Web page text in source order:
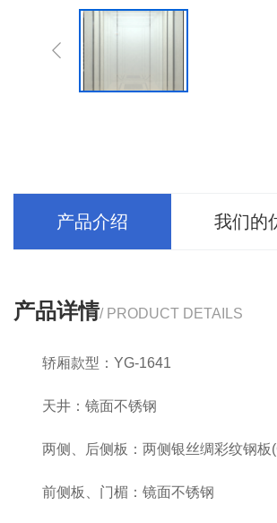
产品介绍 我们的
产品详情/ PRODUCT DETAILS
轿厢款型：YG-1641
天井：镜面不锈钢
两侧、后侧板：两侧银丝绸彩纹钢板
前侧板、门楣：镜面不锈钢